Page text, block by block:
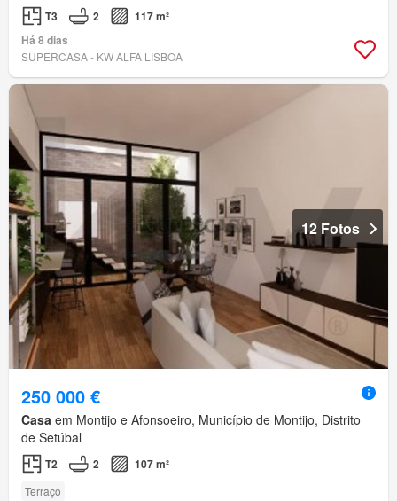
T3 2
117 m²
Há 8 dias
SUPERCASA - KW ALFA LISBOA
12 Fotos
250 000 €
Casa em Montijo e Afonsoeiro, Município de Montijo, Distrito
de Setúbal
T2 2 107 m²
Terraço